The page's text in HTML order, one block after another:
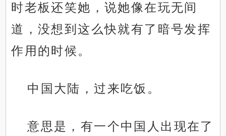
时老板还笑她，说她像在玩无间
道，没想到这么快就有了暗号发挥
作用的时候。
中国大陆，过来吃饭。
意思是，有一个中国人出现在了